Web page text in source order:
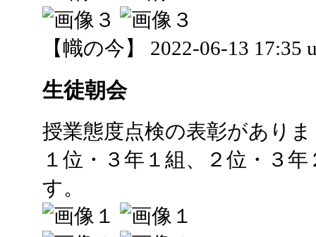
【幟の今】 2022-06-13 17:35
生徒朝会
授業態度点検の表彰があり
１位・３年１組、２位・３
す。